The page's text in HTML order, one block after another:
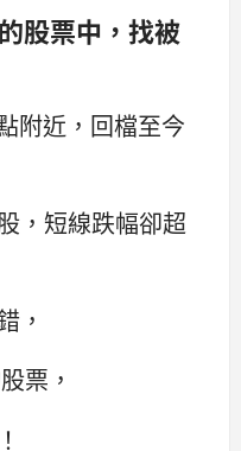
股票中，找被
附近，回檔至今
，短線跌幅卻超
，
票，